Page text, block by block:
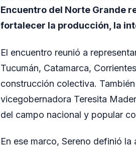
Encuentro del Norte Grande
fortalecer la producción, la
El encuentro reunió a
Tucumán, Catamarca,
construcción colectiva.
vicegobernadora Teresita
del campo nacional y popular
En ese marco, Sereno definió